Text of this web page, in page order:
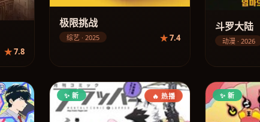
7.8
极限挑战
综艺 · 2025 7.4
斗罗大陆
动漫 · 2026
🔥 热播
✨ 新 ✨ 新